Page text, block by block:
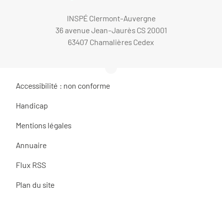
INSPÉ Clermont-Auvergne
36 avenue Jean-Jaurès CS 20001
63407 Chamalières Cedex
Accessibilité : non conforme
Handicap
Mentions légales
Annuaire
Flux RSS
Plan du site